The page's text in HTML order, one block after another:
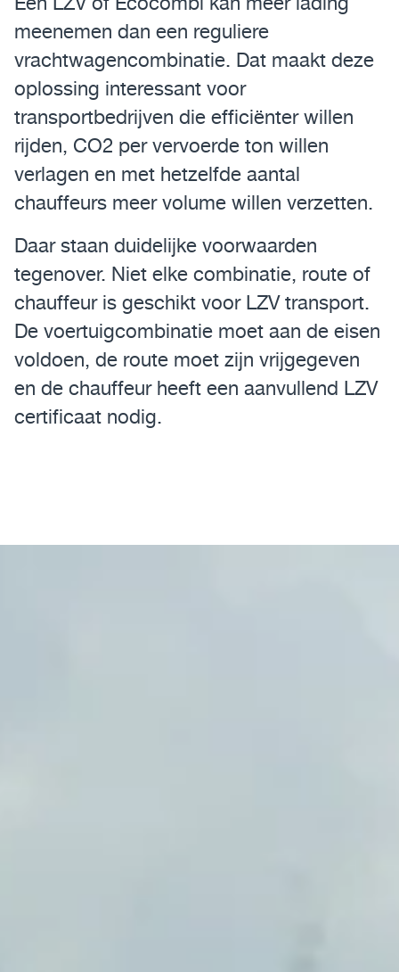
Assistentiesystemen voor jouw MAN
MAN Werkplaatsen
MAN Smart Tacho
meenemen dan een reguliere
vrachtwagencombinatie. Dat maakt deze
oplossing interessant voor
transportbedrijven die efficiënter willen
rijden, CO2 per vervoerde ton willen
verlagen en met hetzelfde aantal
chauffeurs meer volume willen verzetten.
Daar staan duidelijke voorwaarden
tegenover. Niet elke combinatie, route of
chauffeur is geschikt voor LZV transport.
De voertuigcombinatie moet aan de eisen
voldoen, de route moet zijn vrijgegeven
en de chauffeur heeft een aanvullend LZV
certificaat nodig.